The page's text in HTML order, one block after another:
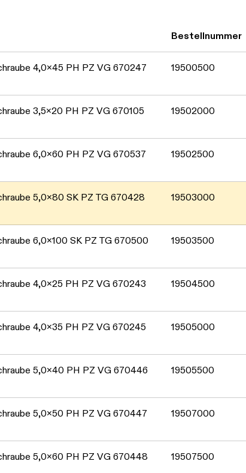
Bestellnummer
4,0x45 PH PZ VG 670247 19500500
Daten werden
3,5x20 PH PZ VG 670105 19502000
Daten werden
6,0x60 PH PZ VG 670537 19502500
Daten werden
5,0x80 SK PZ TG 670428 19503000
Daten werden
6,0x100 SK PZ TG 670500 19503500
Daten werden
4,0x25 PH PZ VG 670243 19504500
Daten werden
4,0x35 PH PZ VG 670245 19505000
Daten werden
5,0x40 PH PZ VG 670446 19505500
Daten werden
5,0x50 PH PZ VG 670447 19507000
Daten werden
5,0x60 PH PZ VG 670448 19507500
Daten werden